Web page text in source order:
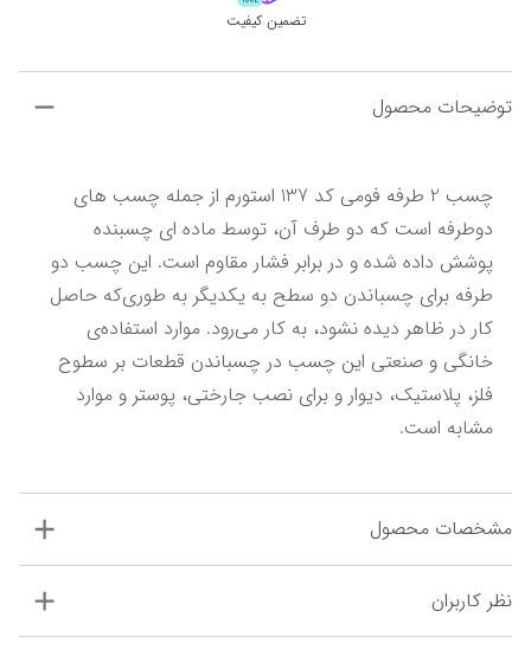
تضمین کیفیت
توضیحات محصول
مشابه است.
مشخصات محصول
نظر کاربران